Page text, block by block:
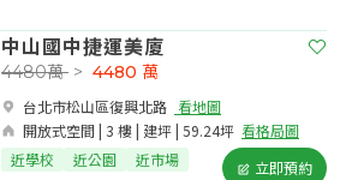
中山國中捷運美廈
台北市松山區復興北路​ 看地圖
開放式空間 | 3 樓 | 建坪 | 59.24坪 看格局圖
4480萬 > 4480 萬
近學校 近公園 近市場 立即預約